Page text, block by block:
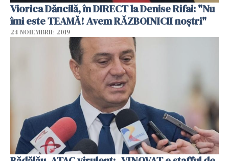
Viorica Dăncilă, în DIRECT la Denise Rifai: "Nu
îmi este TEAMĂ! Avem RĂZBOINICII noştri"
24 NOIEMBRIE 2019